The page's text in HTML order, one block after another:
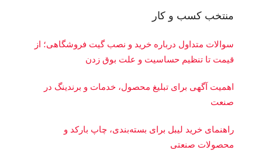
منتخب کسب و کار
سوالات متداول درباره خرید و نصب گیت فروشگاهی؛ از
قیمت تا تنظیم حساسیت و علت بوق زدن
اهمیت آگهی برای تبلیغ محصول، خدمات و برندینگ در
صنعت
راهنمای خرید لیبل برای بسته‌بندی، چاپ بارکد و
محصولات صنعتی